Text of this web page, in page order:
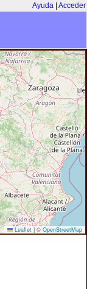
Ayuda Acceder
Leaflet | © OpenStreetMap